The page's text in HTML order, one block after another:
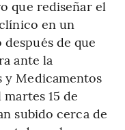
que rediseñar el
en un
de que
ante la
y Medicamentos
15 de
subido cerca de